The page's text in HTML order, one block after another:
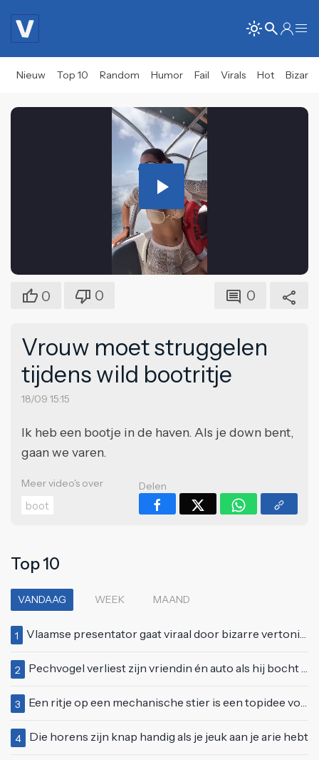
Nieuw Top 10 Random Humor Fail Virals Hot Bizar
Play
Video
0 0 0
Vrouw moet struggelen
tijdens wild bootritje
18/09 15:15
Ik heb een bootje in de haven. Als je down bent,
gaan we varen.
Meer video's over
boot
Delen
Top 10
VANDAAG WEEK MAAND
1 Vlaamse presentator gaat viraal door bizarre vertoning op live televisie: "Helemaal stijf van de bloem"
2 Pechvogel verliest zijn vriendin én auto als hij bocht te scherp neemt
3 Een ritje op een mechanische stier is een topidee voor een eerste date
4 Die horens zijn knap handig als je jeuk aan je arie hebt